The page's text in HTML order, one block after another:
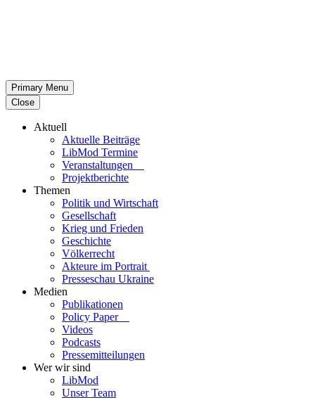
Primary Menu
Close
Aktuell
Aktu­elle Beiträge
LibMod Termine
Ver­an­stal­tun­gen
Pro­jekt­be­richte
Themen
Politik und Wirtschaft
Gesell­schaft
Krieg und Frieden
Geschichte
Völ­ker­recht
Akteure im Portrait
Pres­se­schau Ukraine
Medien
Publi­ka­tio­nen
Policy Paper
Videos
Pod­casts
Pres­se­mit­tei­lun­gen
Wer wir sind
LibMod
Unser Team